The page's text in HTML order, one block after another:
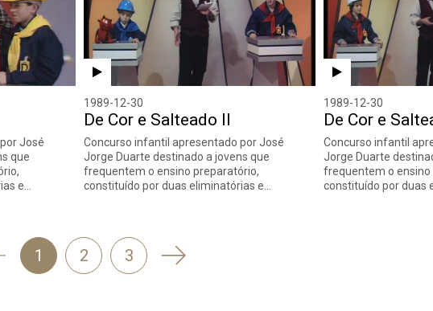
José
que
e…
1989-12-30
De Cor e Salteado II
Concurso infantil apresentado por José
Jorge Duarte destinado a jovens que
frequentem o ensino preparatório,
constituído por duas eliminatórias e…
1989-12-30
De Cor e
Concurso infantil
Jorge Duarte
frequentem o ensino
constituído por duas
1 2 3 Seguinte